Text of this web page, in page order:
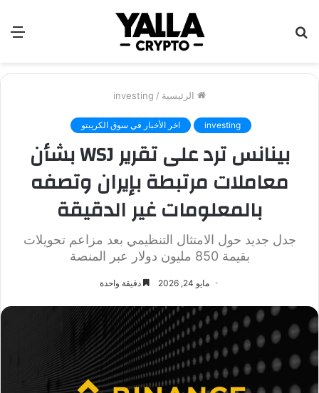
الرئيسية /
investing
investing اخر الأخبار في سوق الكريبتو
بينانس ترد على تقرير WSJ بشأن
معاملات مرتبطة بإيران وتصفه
بالمعلومات غير الدقيقة
جدل جديد حول الامتثال التنظيمي بعد مزاعم تحويلات
بقيمة 850 مليون دولار عبر المنصة
مايو 24, 2026 دقيقة واحدة